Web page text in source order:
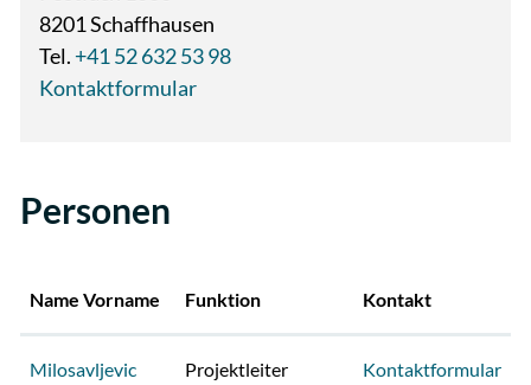
8201 Schaffhausen
Tel. +41 52 632 53 98
Kontaktformular
Personen
Name Vorname Funktion Kontakt
Milosavljevic
Projektleiter
Kontaktformular